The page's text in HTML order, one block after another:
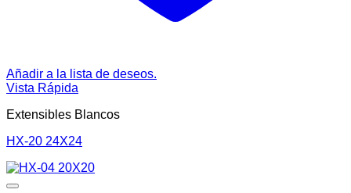
Añadir a la lista de deseos.
Vista Rápida
Extensibles Blancos
HX-20 24X24